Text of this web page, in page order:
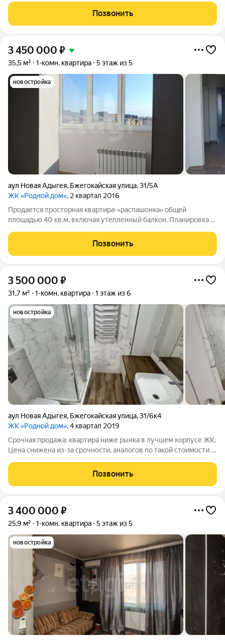
дня. Заезжай и живи: Выполнен качественный ремонт. Никаких
пыльных работ и ожидания
Позвонить
3 450 000 ₽
35,5 м² 1-комн. квартира 5 этаж из 5
новостройка
аул Новая Адыгея, Бжегокайская улица,31/5А
ЖК «Родной дом», 2 квартал 2016
Продается просторная квартира-«распашонка» общей
площадью 40 кв.м, включая утепленный балкон. Планировка с
обеспечивает комфортное размещение и приватность для
всех жильцов. В квартире выполнен
Позвонить
3 500 000 ₽
31,7 м² 1-комн. квартира 1 этаж из 6
новостройка
аул Новая Адыгея, Бжегокайская улица,31/6к4
ЖК «Родной дом», 4 квартал 2019
Срочная продажа: квартира ниже рынка в лучшем корпусе ЖК.
Цена снижена из-за срочности, аналогов по такой стоимости в
совершеннолетний собственник, без обременений, детских
долей, ипотеки и
Позвонить
3 400 000 ₽
25,9 м² 1-комн. квартира 5 этаж из 5
новостройка